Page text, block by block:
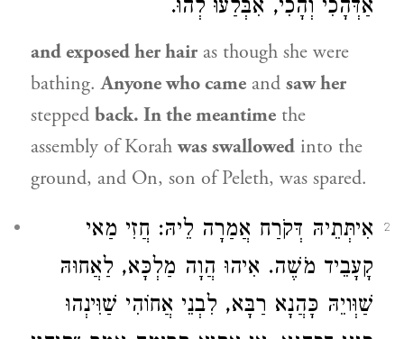
אַדְּהָכִי וְהָכִי, אִבְּלַעוּ לְהוּ.
and exposed her hair as though she were
bathing.Anyone who came and saw her
stepped back. In the meantime the
assembly ofKorah was swallowed into the
ground, and On, son of Peleth, was spared.
2
אִיתְּתֵיהּ דְּקֹרַח אֲמַרָה לֵיהּ: חֲזִי מַאי
קָעָבֵיד מֹשֶׁה. אִיהוּ הֲוָה מַלְכָּא, לַאֲחוּהּ
שַׁוְּויֵהּ כָּהֲנָא רַבָּא, לִבְנֵי אֲחוֹהִי שַׁוִּינְהוּ